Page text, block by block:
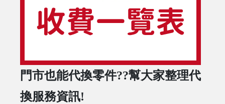
門市也能代換零件??幫大家整理代
換服務資訊!